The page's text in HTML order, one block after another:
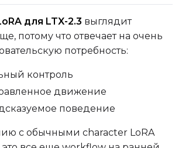
для LTX-2.3 выглядит
потому что отвечает на очень
потребность:
контроль
движение
поведение
с обычными character LoRA